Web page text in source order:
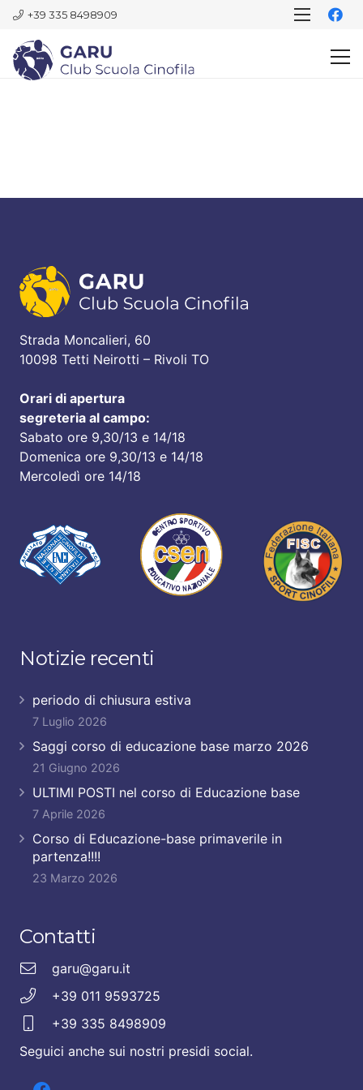
+39 335 8498909
Strada Moncalieri, 60
10098 Tetti Neirotti – Rivoli TO
Orari di apertura
segreteria al campo:
Sabato ore 9,30/13 e 14/18
Domenica ore 9,30/13 e 14/18
Mercoledì ore 14/18
Notizie recenti
periodo di chiusura estiva
7 Luglio 2026
Saggi corso di educazione base marzo 2026
21 Giugno 2026
ULTIMI POSTI nel corso di Educazione base
7 Aprile 2026
Corso di Educazione-base primaverile in
partenza!!!!
23 Marzo 2026
Contatti
garu@garu.it
+39 011 9593725
+39 335 8498909
Seguici anche sui nostri presidi social.